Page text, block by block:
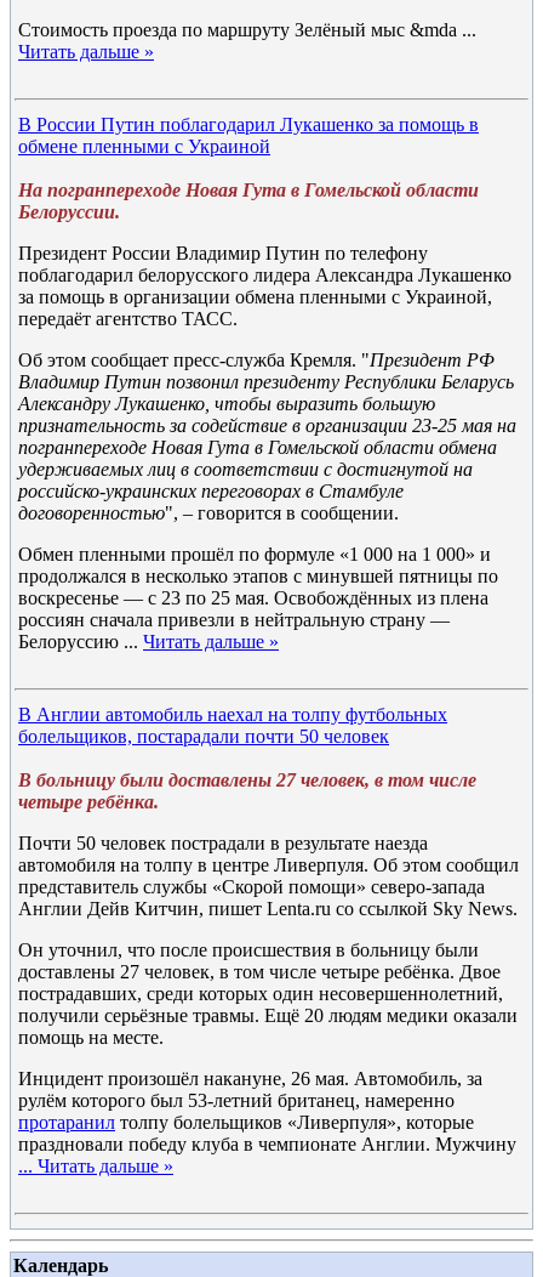
Стоимость проезда по маршруту Зелёный мыс &mda ...
Читать дальше »
В России Путин поблагодарил Лукашенко за помощь в
обмене пленными с Украиной
На погранпереходе Новая Гута в Гомельской области
Белоруссии.
Президент России Владимир Путин по телефону
поблагодарил белорусского лидера Александра Лукашенко
за помощь в организации обмена пленными с Украиной,
передаёт агентство ТАСС.
Об этом сообщает пресс-служба Кремля. "Президент РФ
Владимир Путин позвонил президенту Республики Беларусь
Александру Лукашенко, чтобы выразить большую
признательность за содействие в организации 23-25 мая на
погранпереходе Новая Гута в Гомельской области обмена
удерживаемых лиц в соответствии с достигнутой на
российско-украинских переговорах в Стамбуле
договоренностью", – говорится в сообщении.
Обмен пленными прошёл по формуле «1 000 на 1 000» и
продолжался в несколько этапов с минувшей пятницы по
воскресенье — с 23 по 25 мая. Освобождённых из плена
россиян сначала привезли в нейтральную страну —
Белоруссию ... Читать дальше »
В Англии автомобиль наехал на толпу футбольных
болельщиков, постарадали почти 50 человек
В больницу были доставлены 27 человек, в том числе
четыре ребёнка.
Почти 50 человек пострадали в результате наезда
автомобиля на толпу в центре Ливерпуля. Об этом сообщил
представитель службы «Скорой помощи» северо-запада
Англии Дейв Китчин, пишет Lenta.ru со ссылкой Sky News.
Он уточнил, что после происшествия в больницу были
доставлены 27 человек, в том числе четыре ребёнка. Двое
пострадавших, среди которых один несовершеннолетний,
получили серьёзные травмы. Ещё 20 людям медики оказали
помощь на месте.
Инцидент произошёл накануне, 26 мая. Автомобиль, за
рулём которого был 53-летний британец, намеренно
протаранил толпу болельщиков «Ливерпуля», которые
праздновали победу клуба в чемпионате Англии. Мужчину
... Читать дальше »
Календарь